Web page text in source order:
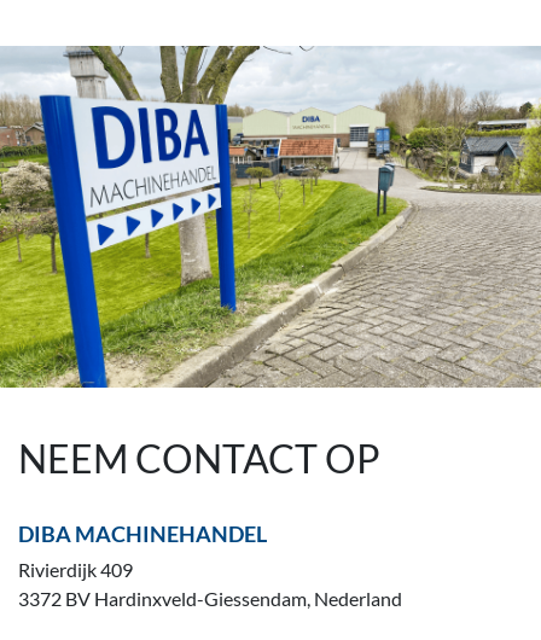
NEEM CONTACT OP
DIBA MACHINEHANDEL
Rivierdijk 409
3372 BV Hardinxveld-Giessendam, Nederland